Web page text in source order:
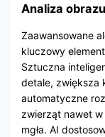
Analiza obrazu
Zaawansowane
kluczowy
Sztuczna
detale, zwiększa
automatyczne
zwierząt nawet
mgła. AI